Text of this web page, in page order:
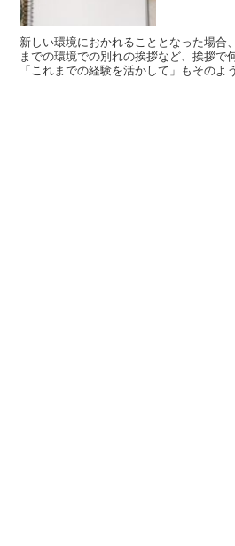
新しい環境におかれることとなった場合
までの環境での別れの挨拶など、挨拶で
「これまでの経験を活かして」もそのよ